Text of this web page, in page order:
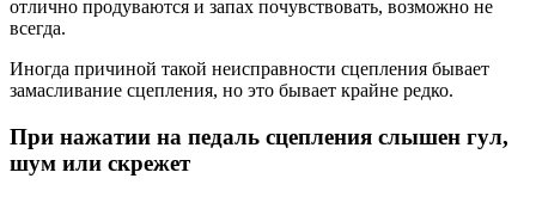
отлично продуваются и запах почувствовать, возможно не
всегда.
Иногда причиной такой неисправности сцепления бывает
замасливание сцепления, но это бывает крайне редко.
При нажатии на педаль сцепления слышен гул,
шум или скрежет